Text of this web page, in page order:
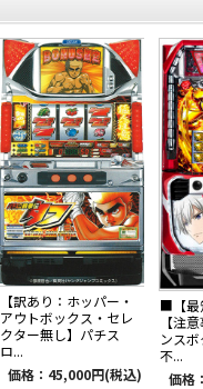
【訳あり：ホッパー・
アウトボックス・セレ
クター無し】パチス
ロ...
価格：45,000円(税込)
■【最
【注
ンス
不...
価格